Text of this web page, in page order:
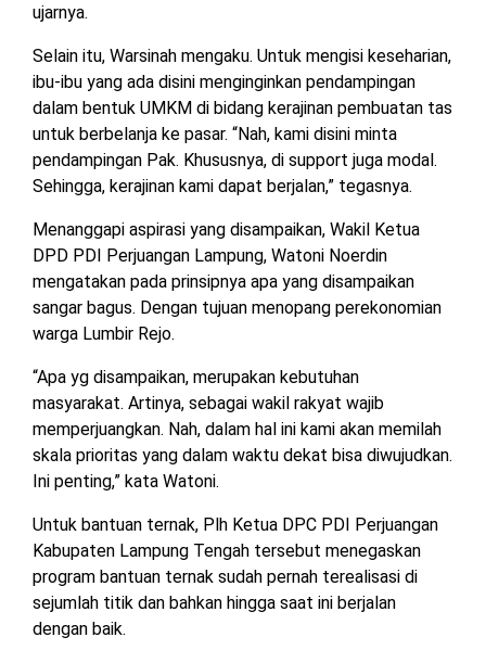
ujarnya.
Selain itu, Warsinah mengaku. Untuk mengisi keseharian,
ibu-ibu yang ada disini menginginkan pendampingan
dalam bentuk UMKM di bidang kerajinan pembuatan tas
untuk berbelanja ke pasar. “Nah, kami disini minta
pendampingan Pak. Khususnya, di support juga modal.
Sehingga, kerajinan kami dapat berjalan,” tegasnya.
Menanggapi aspirasi yang disampaikan, Wakil Ketua
DPD PDI Perjuangan Lampung, Watoni Noerdin
mengatakan pada prinsipnya apa yang disampaikan
sangar bagus. Dengan tujuan menopang perekonomian
warga Lumbir Rejo.
“Apa yg disampaikan, merupakan kebutuhan
masyarakat. Artinya, sebagai wakil rakyat wajib
memperjuangkan. Nah, dalam hal ini kami akan memilah
skala prioritas yang dalam waktu dekat bisa diwujudkan.
Ini penting,” kata Watoni.
Untuk bantuan ternak, Plh Ketua DPC PDI Perjuangan
Kabupaten Lampung Tengah tersebut menegaskan
program bantuan ternak sudah pernah terealisasi di
sejumlah titik dan bahkan hingga saat ini berjalan
dengan baik.